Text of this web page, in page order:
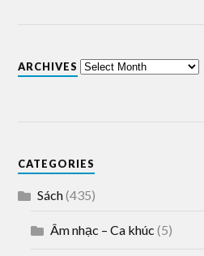
ARCHIVES
CATEGORIES
Sách(435)
Âm nhạc – Ca khúc (5)